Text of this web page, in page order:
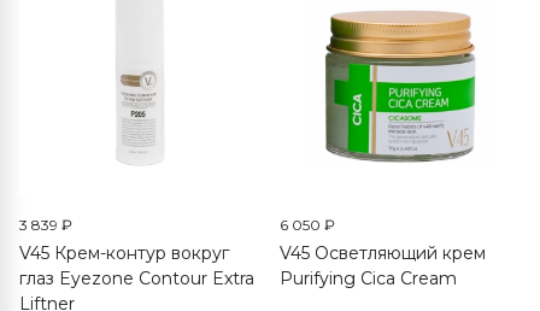
3 839 ₽
V45 Крем-контур вокруг
глаз Eyezone Contour Extra
Liftner
6 050 ₽
V45 Осветляющий крем
Purifying Cica Cream